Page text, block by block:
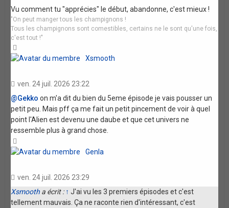
Vu comment tu "apprécies" le début, abandonne, c'est mieux !
"On peut manger tous les champignons !
Tous les champignons sont comestibles, certains ne le sont qu'une fois,
c'est tout !"
Xsmooth
ven. 24 juil. 2026 23:22
@Gekko on m'a dit du bien du 5eme épisode je vais pousser un
petit peu. Mais pff ça me fait un petit pincement de voir à quel
point l'Alien est devenu une daube et que cet univers ne
ressemble plus à grand chose.
Genla
ven. 24 juil. 2026 23:29
Xsmooth a écrit : ↑ J'ai vu les 3 premiers épisodes et c'est
tellement mauvais. Ça ne raconte rien d'intéressant, c'est